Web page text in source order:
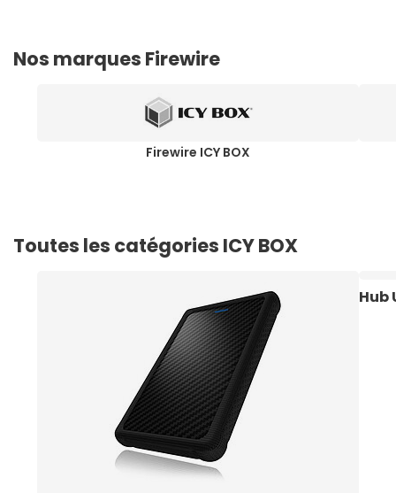
Nos marques Firewire
Firewire ICY BOX
Toutes les catégories ICY BOX
Hub